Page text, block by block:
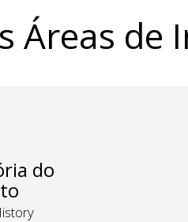
Áreas de
do